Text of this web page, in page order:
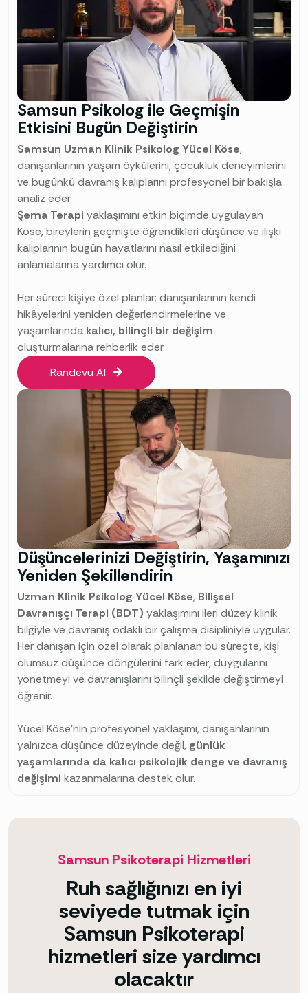
Samsun Psikolog ile Geçmişin
Etkisini Bugün Değiştirin
Samsun Uzman Klinik Psikolog Yücel Köse,
danışanlarının yaşam öykülerini, çocukluk deneyimlerini
ve bugünkü davranış kalıplarını profesyonel bir bakışla
analiz eder.
Şema Terapi yaklaşımını etkin biçimde uygulayan
Köse, bireylerin geçmişte öğrendikleri düşünce ve ilişki
kalıplarının bugün hayatlarını nasıl etkilediğini
anlamalarına yardımcı olur.
Her süreci kişiye özel planlar; danışanlarının kendi
hikâyelerini yeniden değerlendirmelerine ve
yaşamlarında kalıcı, bilinçli bir değişim
oluşturmalarına rehberlik eder.
Randevu Al
Düşüncelerinizi Değiştirin, Yaşamınızı
Yeniden Şekillendirin
Uzman Klinik Psikolog Yücel Köse, Bilişsel
Davranışçı Terapi (BDT) yaklaşımını ileri düzey klinik
bilgiyle ve davranış odaklı bir çalışma disipliniyle uygular.
Her danışan için özel olarak planlanan bu süreçte, kişi
olumsuz düşünce döngülerini fark eder, duygularını
yönetmeyi ve davranışlarını bilinçli şekilde değiştirmeyi
öğrenir.
Yücel Köse’nin profesyonel yaklaşımı, danışanlarının
yalnızca düşünce düzeyinde değil, günlük
yaşamlarında da kalıcı psikolojik denge ve davranış
değişimi kazanmalarına destek olur.
Samsun Psikoterapi Hizmetleri
Ruh sağlığınızı en iyi
seviyede tutmak için
Samsun Psikoterapi
hizmetleri size yardımcı
olacaktır